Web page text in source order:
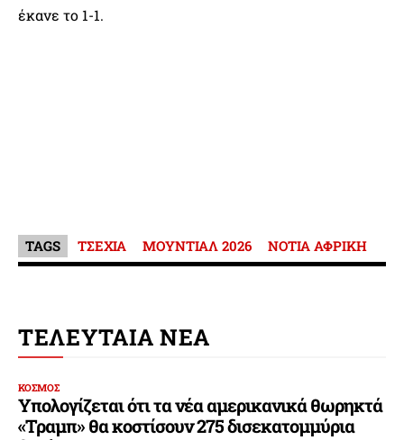
έκανε το 1-1.
TAGS ΤΣΕΧΙΑ ΜΟΥΝΤΙΑΛ 2026 ΝΟΤΙΑ ΑΦΡΙΚΗ
ΤΕΛΕΥΤΑΙΑ ΝΕΑ
ΚΟΣΜΟΣ
Υπολογίζεται ότι τα νέα αμερικανικά θωρηκτά
«Τραμπ» θα κοστίσουν 275 δισεκατομμύρια